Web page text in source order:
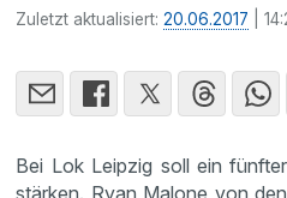
Zuletzt aktualisiert:20.06.2017 |
Bei Lok Leipzig soll ein
stärken. Ryan Malone von